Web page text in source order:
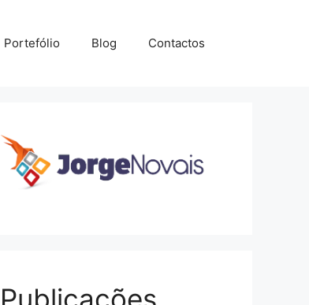
Portefólio Blog Contactos